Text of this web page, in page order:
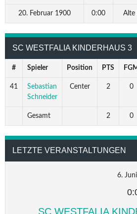
20. Februar 1900 0:00 Alte
SC WESTFALIA KINDERHAUS 3
# Spieler Position PTS
41
Sebastian
Schneider
Center 2 0
Gesamt 2 0
LETZTE VERANSTALTUNGEN
6.
SC WESTFALIA